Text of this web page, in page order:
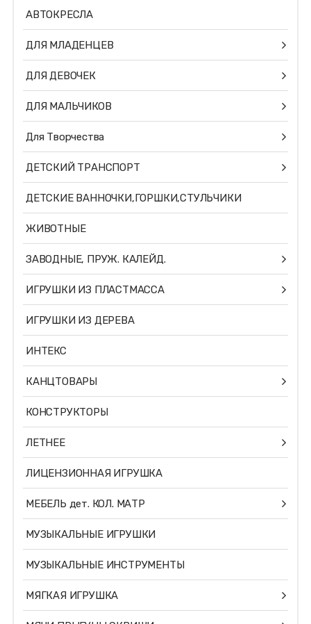
АВТОКРЕСЛА
ДЛЯ МЛАДЕНЦЕВ
ДЛЯ ДЕВОЧЕК
ДЛЯ МАЛЬЧИКОВ
Для Творчества
ДЕТСКИЙ ТРАНСПОРТ
ДЕТСКИЕ ВАННОЧКИ,ГОРШКИ,СТУЛЬЧИКИ
ЖИВОТНЫЕ
ЗАВОДНЫЕ, ПРУЖ. КАЛЕЙД.
ИГРУШКИ ИЗ ПЛАСТМАССА
ИГРУШКИ ИЗ ДЕРЕВА
ИНТЕКС
КАНЦТОВАРЫ
КОНСТРУКТОРЫ
ЛЕТНЕЕ
ЛИЦЕНЗИОННАЯ ИГРУШКА
МЕБЕЛЬ дет. КОЛ. МАТР
МУЗЫКАЛЬНЫЕ ИГРУШКИ
МУЗЫКАЛЬНЫЕ ИНСТРУМЕНТЫ
МЯГКАЯ ИГРУШКА